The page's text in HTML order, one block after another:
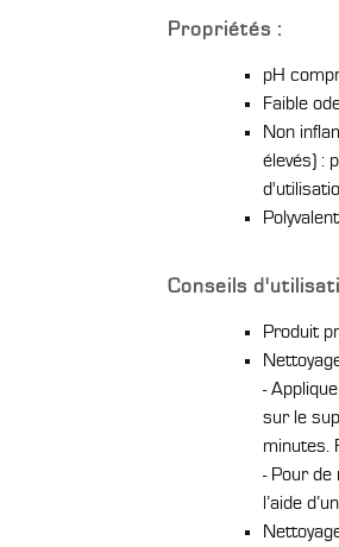
Propriétés :
pH
Faible
Non
élevés) :
Conseils
Produit
-
sur le
minutes.
- Pour
l’aide